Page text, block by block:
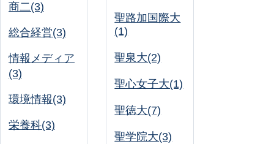
商二(3)
総合経営(3)
情報メディア
(3)
環境情報(3)
栄養科(3)
聖路加国際大
(1)
聖泉大(2)
聖心女子大(1)
聖徳大(7)
聖学院大(3)